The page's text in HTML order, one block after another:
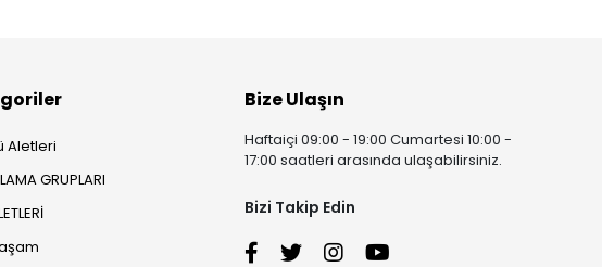
Aletleri
GRUPLARI
Bize Ulaşın
Haftaiçi 09:00 - 19:00 Cumartesi 10:00 -
17:00 saatleri arasında ulaşabilirsiniz.
Bizi Takip Edin